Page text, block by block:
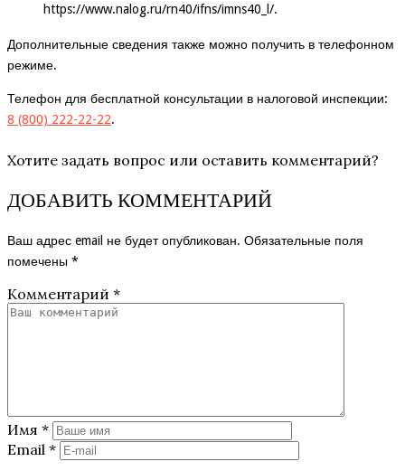
https://www.nalog.ru/rn40/ifns/imns40_l/.
Дополнительные сведения также можно получить в телефонном
режиме.
Телефон для бесплатной консультации в налоговой инспекции:
8 (800) 222-22-22.
Хотите задать вопрос или оставить комментарий?
ДОБАВИТЬ КОММЕНТАРИЙ
Ваш адрес email не будет опубликован. Обязательные поля
помечены *
Комментарий *
Имя *
Email *